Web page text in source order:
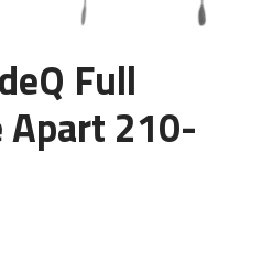
Full
Apart 210-